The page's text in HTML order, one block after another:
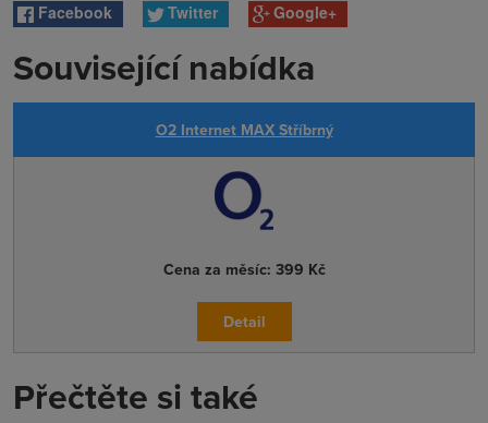
Facebook Twitter Google+
Související nabídka
O2 Internet MAX Stříbrný
Cena za měsíc: 399 Kč
Detail
Přečtěte si také